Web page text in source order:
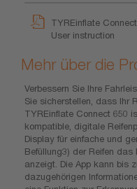
TYREinflate
User instruction
Mehr über die
Verbessern Sie Ihre
Sie sicherstellen, dass Ihr
TYREinflate Connect 650
kompatible, digitale
Display für einfache und
Befüllung3) der Reifen das
anzeigt. Die App kann bis
dazugehörigen